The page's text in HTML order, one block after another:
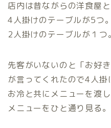
店内は昔ながらの洋食屋と
4人掛けのテーブルが5つ。
2人掛けのテーブルが１つ。
先客がいないのと「お好
が言ってくれたので4人掛
お冷と共にメニューを渡し
メニューをひと通り見る。